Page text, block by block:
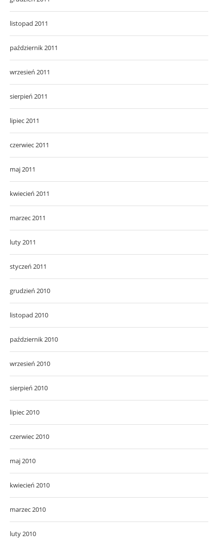
listopad 2011
październik 2011
wrzesień 2011
sierpień 2011
lipiec 2011
czerwiec 2011
maj 2011
kwiecień 2011
marzec 2011
luty 2011
styczeń 2011
grudzień 2010
listopad 2010
październik 2010
wrzesień 2010
sierpień 2010
lipiec 2010
czerwiec 2010
maj 2010
kwiecień 2010
marzec 2010
luty 2010